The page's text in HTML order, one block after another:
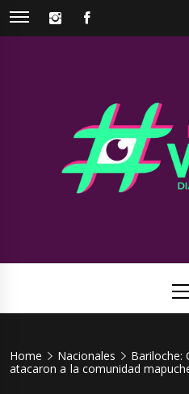
Skip
INSTAGRAM
Home Nacionales
Bariloche:
atacaron a la comunidad